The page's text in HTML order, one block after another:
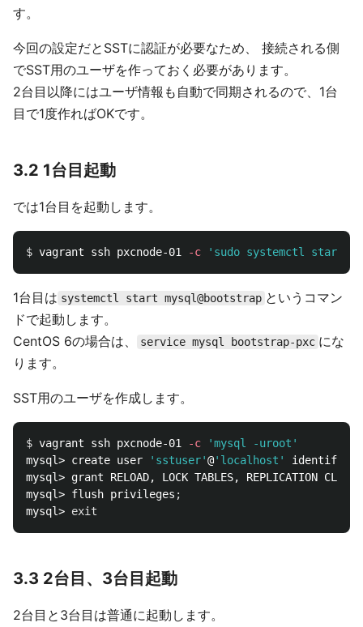
す。
今回の設定だとSSTに認証が必要なため、 接続される側
でSST用のユーザを作っておく必要があります。
2台目以降にはユーザ情報も自動で同期されるので、1台
目で1度作ればOKです。
3.2 1台目起動
では1台目を起動します。
$ vagrant ssh pxcnode-01 -c 'sudo systemctl start
1台目は systemctl start mysql@bootstrap というコマン
ドで起動します。
CentOS 6の場合は、
service mysql bootstrap-pxc にな
ります。
SST用のユーザを作成します。
$ vagrant ssh pxcnode-01 -c
'mysql -uroot'
mysql> create user
'sstuser'@'localhost'
identified
mysql> grant RELOAD, LOCK TABLES, REPLICATION
mysql> flush privileges ;
mysql> exit
3.3 2台目、3台目起動
2台目と3台目は普通に起動します。